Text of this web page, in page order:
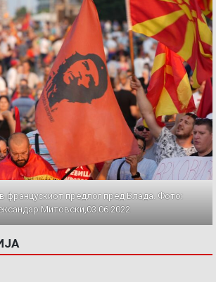
францускиот предлог пред Влада. Фото:
Митовски,03.06.2022